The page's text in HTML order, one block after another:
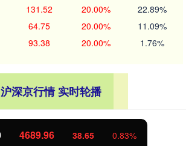
131.52 20.00% 22.89%
64.75 20.00% 11.09%
93.38 20.00% 1.76%
沪深京行情 实时轮播
4689.96 38.65 0.83%